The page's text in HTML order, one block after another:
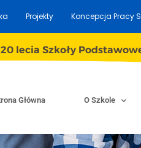
Projekty Koncepcja Pracy
lecia Szkoły
Główna O Szkole